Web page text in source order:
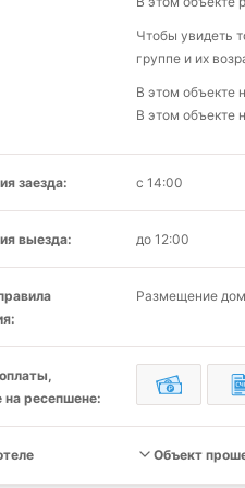
Чтобы увидеть
группе и их
В этом объекте
В этом объекте
заезда: с 14:00
выезда: до 12:00
Размещение
на ресепшене:
Объект